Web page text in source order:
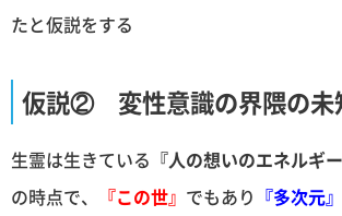
たと仮説をする
仮説② 変性意識の界隈の未
生霊は生きている 『人の想いのエネルギー
の時点で、
『この世』 でもあり 『多次元』